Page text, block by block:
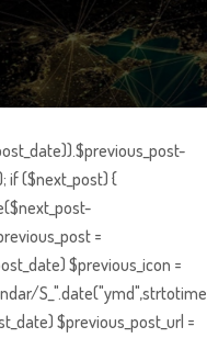
if ($next_post) {
=
$previous_icon =
$previous_post_url =